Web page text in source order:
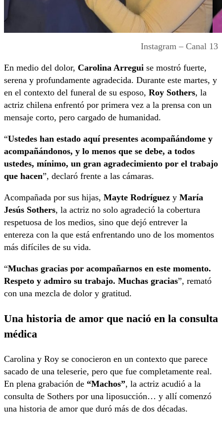
Instagram – Canal 13
En medio del dolor, Carolina Arregui se mostró fuerte,
serena y profundamente agradecida. Durante este martes, y
en el contexto del funeral de su esposo, Roy Sothers, la
actriz chilena enfrentó por primera vez a la prensa con un
mensaje corto, pero cargado de humanidad.
“Ustedes han estado aquí presentes acompañándome y
acompañándonos, y lo menos que se debe, a todos
ustedes, mínimo, un gran agradecimiento por el trabajo
que hacen”, declaró frente a las cámaras.
Acompañada por sus hijas, Mayte Rodríguez y María
Jesús Sothers, la actriz no solo agradeció la cobertura
respetuosa de los medios, sino que dejó entrever la
entereza con la que está enfrentando uno de los momentos
más difíciles de su vida.
“Muchas gracias por acompañarnos en este momento.
Respeto y admiro su trabajo. Muchas gracias”, remató
con una mezcla de dolor y gratitud.
Una historia de amor que nació en la consulta
médica
Carolina y Roy se conocieron en un contexto que parece
sacado de una teleserie, pero que fue completamente real.
En plena grabación de “Machos”, la actriz acudió a la
consulta de Sothers por una liposucción… y allí comenzó
una historia de amor que duró más de dos décadas.